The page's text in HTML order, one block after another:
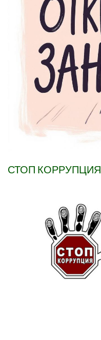
СТОП КОРРУПЦИЯ